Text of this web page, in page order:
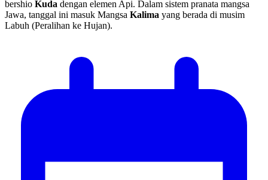
bershio Kuda dengan elemen Api. Dalam sistem pranata mangsa
Jawa, tanggal ini masuk Mangsa Kalima yang berada di musim
Labuh (Peralihan ke Hujan).